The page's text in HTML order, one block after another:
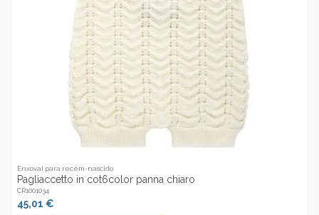
Enxoval para recém-nascido
Pagliaccetto in cot6color panna chiaro
CR1001034
45,01 €